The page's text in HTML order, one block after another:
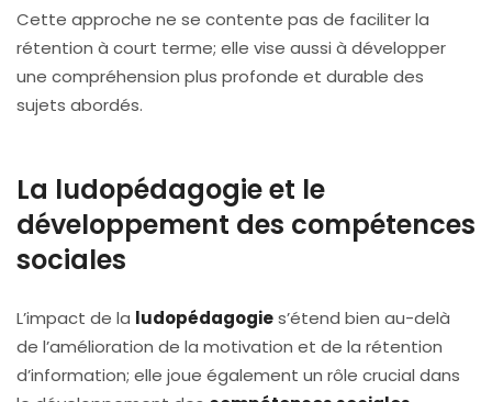
Cette approche ne se contente pas de faciliter la
rétention à court terme; elle vise aussi à développer
une compréhension plus profonde et durable des
sujets abordés.
La ludopédagogie et le
développement des compétences
sociales
L’impact de la ludopédagogies’étend bien au-delà
de l’amélioration de la motivation et de la rétention
d’information; elle joue également un rôle crucial dans